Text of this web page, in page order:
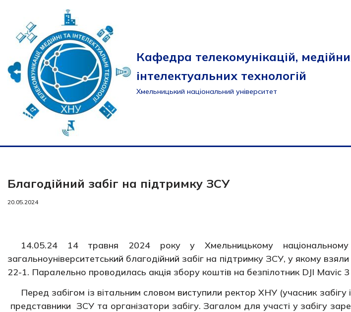
Перейти
до
вмісту
Кафедра телекомунікацій,
інтелектуальних технологій
Хмельницький національний університет
Благодійний забіг на підтримку ЗСУ
20.05.2024
14.05.24 14 травня 2024 року у Хмельницькому національному
загальноуніверситетський благодійний забіг на підтримку ЗСУ, у якому
22-1. Паралельно проводилась акція збору коштів на безпілотник DJI Mavic
Перед забігом із вітальним словом виступили ректор ХНУ (учасник
представники ЗСУ та організатори забігу. Загалом для участі у забігу